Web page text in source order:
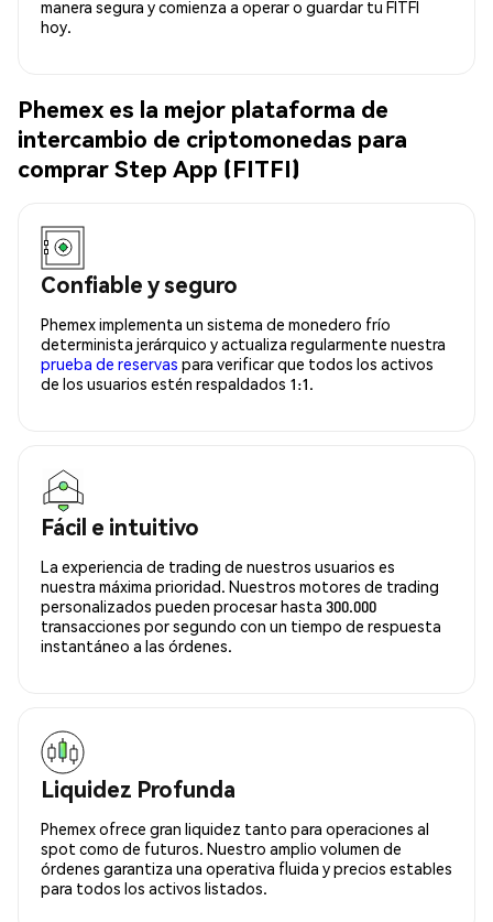
manera segura y comienza a operar o guardar tu FITFI
hoy.
Phemex es la mejor plataforma de
intercambio de criptomonedas para
comprar Step App (FITFI)
Confiable y seguro
Phemex implementa un sistema de monedero frío
determinista jerárquico y actualiza regularmente nuestra
prueba de reservas para verificar que todos los activos
de los usuarios estén respaldados 1:1.
Fácil e intuitivo
La experiencia de trading de nuestros usuarios es
nuestra máxima prioridad. Nuestros motores de trading
personalizados pueden procesar hasta 300.000
transacciones por segundo con un tiempo de respuesta
instantáneo a las órdenes.
Liquidez Profunda
Phemex ofrece gran liquidez tanto para operaciones al
spot como de futuros. Nuestro amplio volumen de
órdenes garantiza una operativa fluida y precios estables
para todos los activos listados.